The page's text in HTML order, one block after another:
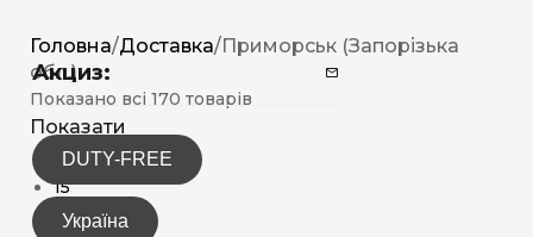
Акциз:
DUTY-FREE
Україна
Головна/Доставка/Приморськ (Запорізька
обл.)
Показано всі 170 товарів
Показати
12
15
30